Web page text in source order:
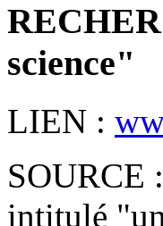
science"
LIEN :
SOURCE
intitulé